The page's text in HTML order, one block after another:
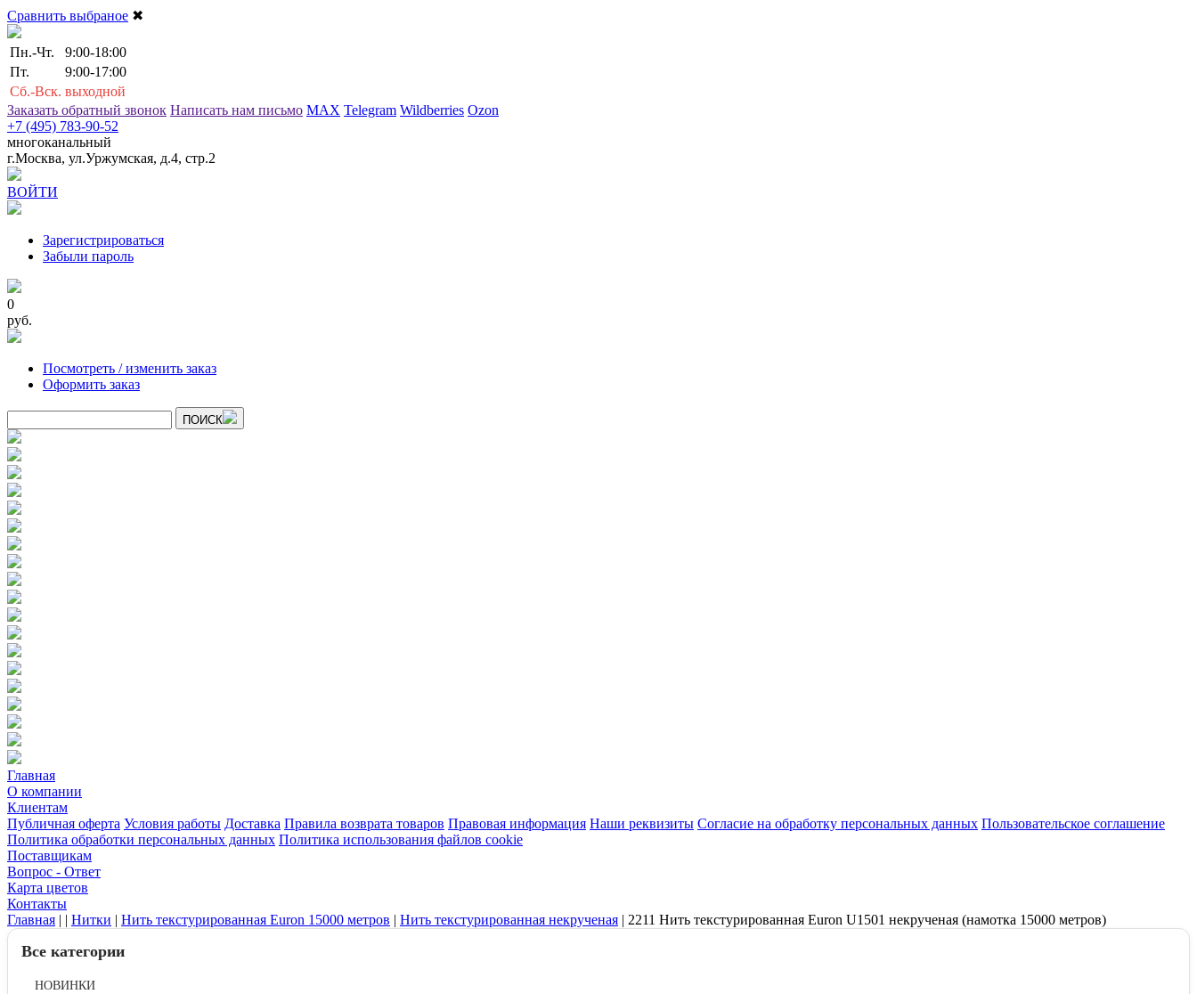
Сравнить выбраное ✖
Пн.-Чт.
9:00-18:00
Пт.
9:00-17:00
Сб.-Вск. выходной
Заказать обратный звонок Написать нам письмо MAX Telegram Wildberries Ozon
+7 (495) 783-90-52
многоканальный
г.Москва, ул.Уржумская, д.4, стр.2
ВОЙТИ
Зарегистрироваться
Забыли пароль
0
руб.
Посмотреть / изменить заказ
Оформить заказ
ПОИСК
Главная
О компании
Клиентам
Публичная оферта Условия работы Доставка Правила возврата товаров Правовая информация Наши реквизиты Согласие на обработку персональных данных Пользовательское соглашение
Политика обработки персональных данных Политика использования файлов cookie
Поставщикам
Вопрос - Ответ
Карта цветов
Контакты
Главная | | Нитки | Нить текстурированная Euron 15000 метров | Нить текстурированная некрученая | 2211 Нить текстурированная Euron U1501 некрученая (намотка 15000 метров)
Все категории
НОВИНКИ